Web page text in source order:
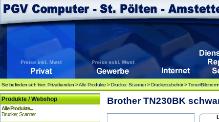
Sie befinden sich hier: Privatkunden >Alle Produkte >Drucker, Scanner>Druckerzubehör>Toner/
Produkte / Webshop
Alle Produkte...
Drucker, Scanner
Brother TN230BK